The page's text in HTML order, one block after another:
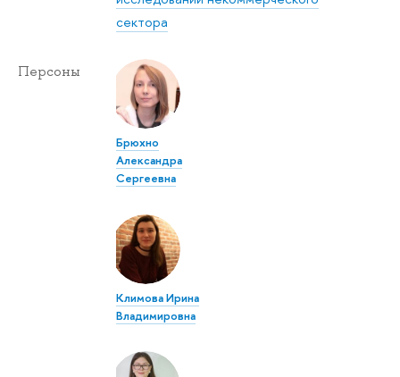
сектора
Персоны
Брюхно
Александра
Сергеевна
Климова Ирина
Владимировна